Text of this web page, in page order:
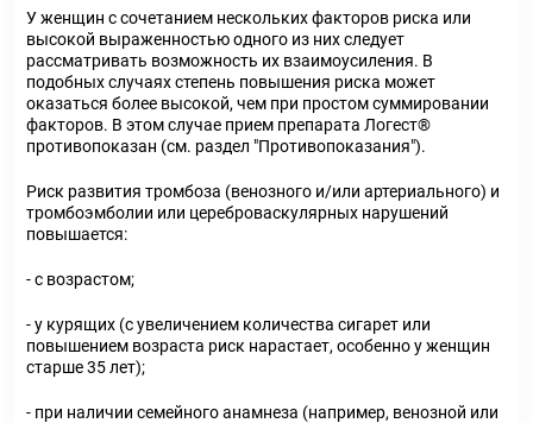
У женщин с сочетанием нескольких факторов риска или
высокой выраженностью одного из них следует
рассматривать возможность их взаимоусиления. В
подобных случаях степень повышения риска может
оказаться более высокой, чем при простом суммировании
факторов. В этом случае прием препарата Логест®
противопоказан (см. раздел "Противопоказания").
Риск развития тромбоза (венозного и/или артериального) и
тромбоэмболии или цереброваскулярных нарушений
повышается:
- с возрастом;
- у курящих (с увеличением количества сигарет или
повышением возраста риск нарастает, особенно у женщин
старше 35 лет);
- при наличии семейного анамнеза (например, венозной или